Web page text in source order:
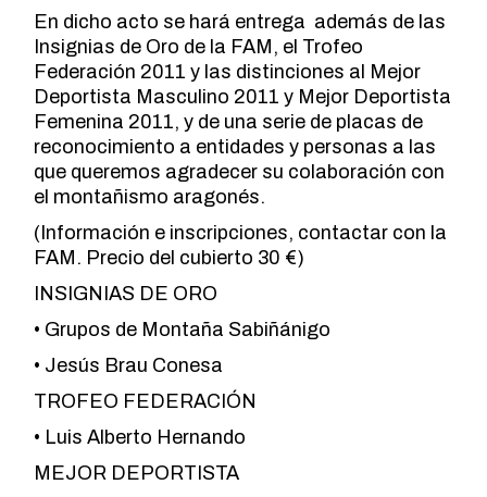
En dicho acto se hará entrega además de las
Insignias de Oro de la FAM, el Trofeo
Federación 2011 y las distinciones al Mejor
Deportista Masculino 2011 y Mejor Deportista
Femenina 2011, y de una serie de placas de
reconocimiento a entidades y personas a las
que queremos agradecer su colaboración con
el montañismo aragonés.
(Información e inscripciones, contactar con la
FAM. Precio del cubierto 30 €)
INSIGNIAS DE ORO
• Grupos de Montaña Sabiñánigo
• Jesús Brau Conesa
TROFEO FEDERACIÓN
• Luis Alberto Hernando
MEJOR DEPORTISTA